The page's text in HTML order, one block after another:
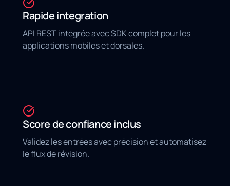
Rapide integration
API REST intégrée avec SDK complet pour les
applications mobiles et dorsales.
Score de confiance inclus
Validez les entrées avec précision et automatisez
le flux de révision.